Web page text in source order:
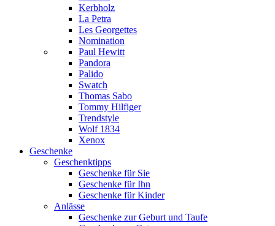
Kerbholz
La Petra
Les Georgettes
Nomination
Paul Hewitt
Pandora
Palido
Swatch
Thomas Sabo
Tommy Hilfiger
Trendstyle
Wolf 1834
Xenox
Geschenke
Geschenktipps
Geschenke für Sie
Geschenke für Ihn
Geschenke für Kinder
Anlässe
Geschenke zur Geburt und Taufe